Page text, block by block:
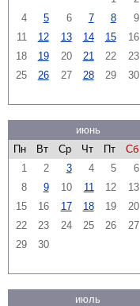
4
5 6 7 8 9
11
12 13 14 15 16
18
19 20 21 22 23
25
26 27 28 29 30
июнь
Пн
Вт Ср Чт Пт Сб
1
2 3 4 5 6
8
9 10 11 12 13
15
16 17 18 19 20
22
23 24 25 26 27
29
30
июль